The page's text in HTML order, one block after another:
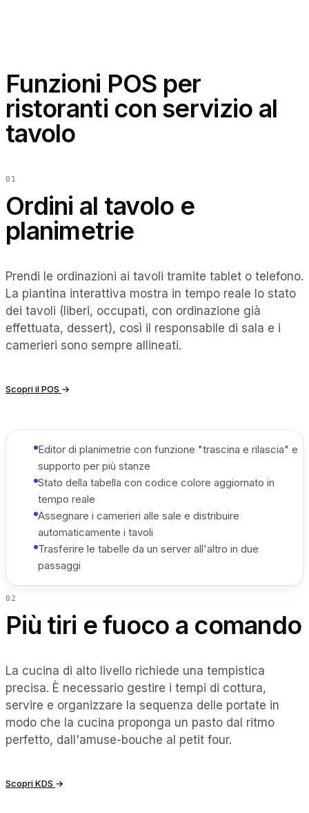
Prenota una demo
LINGUA
Funzioni POS per
ristoranti con servizio al
tavolo
0 1
Ordini al tavolo e
planimetrie
Prendi le ordinazioni ai tavoli tramite tablet o telefono.
La piantina interattiva mostra in tempo reale lo stato
dei tavoli (liberi, occupati, con ordinazione già
effettuata, dessert), così il responsabile di sala e i
camerieri sono sempre allineati.
Scopri il POS →
Editor di planimetrie con funzione "trascina e rilascia" e
supporto per più stanze
Stato della tabella con codice colore aggiornato in
tempo reale
Assegnare i camerieri alle sale e distribuire
automaticamente i tavoli
Trasferire le tabelle da un server all'altro in due
passaggi
02
Più tiri e fuoco a comando
La cucina di alto livello richiede una tempistica
precisa. È necessario gestire i tempi di cottura,
servire e organizzare la sequenza delle portate in
modo che la cucina proponga un pasto dal ritmo
perfetto, dall'amuse-bouche al petit four.
Scopri KDS →